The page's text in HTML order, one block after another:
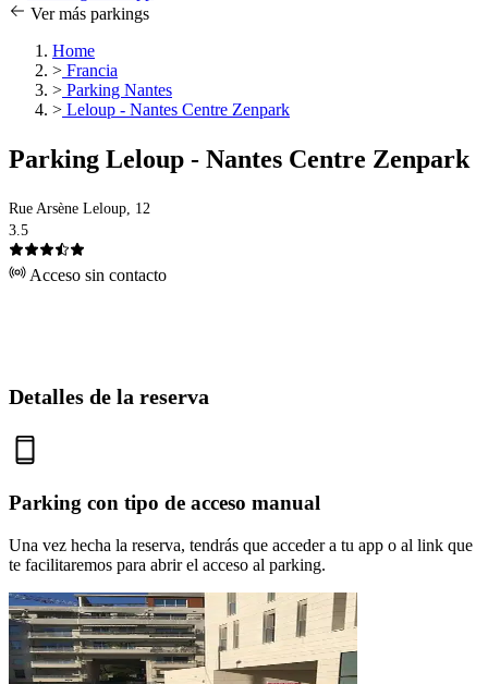
Ver más parkings
Home
> Francia
> Parking Nantes
> Leloup - Nantes Centre Zenpark
Parking Leloup - Nantes Centre Zenpark
Rue Arsène Leloup, 12
3.5
Acceso sin contacto
Detalles de la reserva
Parking con tipo de acceso manual
Una vez hecha la reserva, tendrás que acceder a tu app o al link que
te facilitaremos para abrir el acceso al parking.